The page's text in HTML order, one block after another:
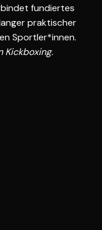
fundiertes
praktischer
Sportler*innen.
Kickboxing.